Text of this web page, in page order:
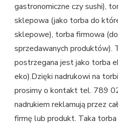
gastronomiczne czy sushi),
sklepowa (jako torba do
sklepowe), torba firmowa
sprzedawanych produktów).
postrzegana jest jako torba
eko).Dzięki nadrukowi na
prosimy o kontakt tel. 789
nadrukiem reklamują przez
firmę lub produkt. Taka torba